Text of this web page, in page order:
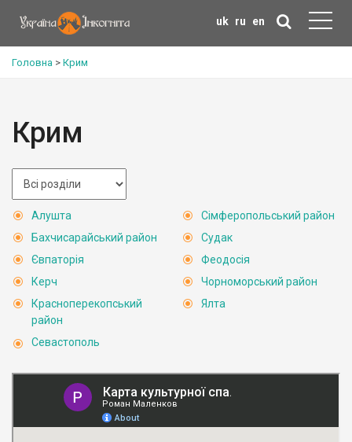
uk ru en
Головна > Крим
Крим
Алушта
Бахчисарайський район
Євпаторія
Керч
Красноперекопський
район
Севастополь
Сімферопольський район
Судак
Феодосія
Чорноморський район
Ялта